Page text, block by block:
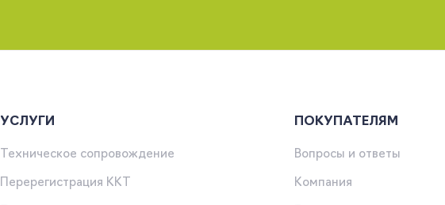
УСЛУГИ
Техническое сопровождение
Перерегистрация ККТ
ПОКУПАТЕЛЯМ
Вопросы и ответы
Компания